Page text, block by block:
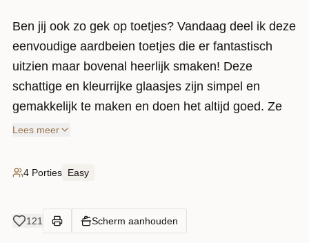
Ben jij ook zo gek op toetjes? Vandaag deel ik deze
eenvoudige aardbeien toetjes die er fantastisch
uitzien maar bovenal heerlijk smaken! Deze
schattige en kleurrijke glaasjes zijn simpel en
gemakkelijk te maken en doen het altijd goed. Ze
worden gevuld met oreo, room en afgemaakt met
altijd wel van om grotendeels een romige en
probeer ik er altijd zoveel mogelijk room in zulke
toetjes te stoppen!
Lees meer
4 Porties Easy
121 Scherm aanhouden